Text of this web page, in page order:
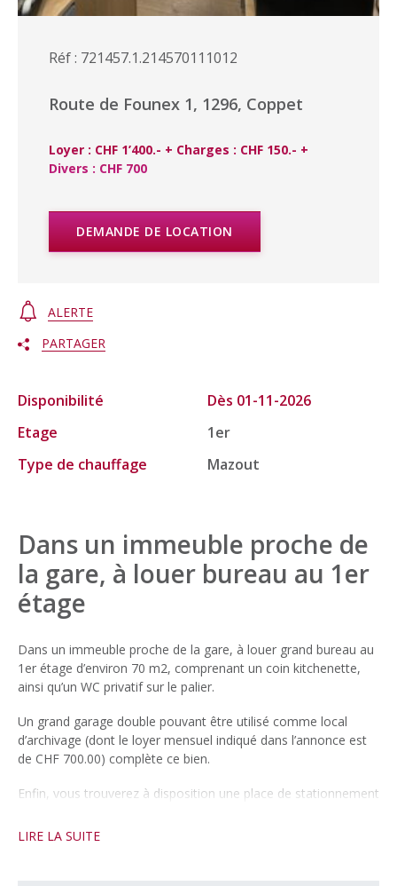
Réf : 721457.1.214570111012
Route de Founex 1, 1296, Coppet
Loyer : CHF 1’400.- + Charges : CHF 150.- +
Divers : CHF 700
DEMANDE DE LOCATION
ALERTE
PARTAGER
Disponibilité
Dès 01-11-2026
Etage
1er
Type de chauffage
Mazout
Dans un immeuble proche de
la gare, à louer bureau au 1er
étage
Dans un immeuble proche de la gare, à louer grand bureau au
1er étage d’environ 70 m2, comprenant un coin kitchenette,
ainsi qu’un WC privatif sur le palier.
Un grand garage double pouvant être utilisé comme local
d’archivage (dont le loyer mensuel indiqué dans l’annonce est
de CHF 700.00) complète ce bien.
Enfin, vous trouverez à disposition une place de stationnement
LIRE LA SUITE